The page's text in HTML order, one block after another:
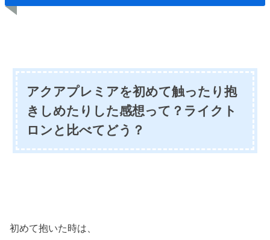
アクアプレミアを初めて触ったり抱
きしめたりした感想って？ライクト
ロンと比べてどう？
初めて抱いた時は、